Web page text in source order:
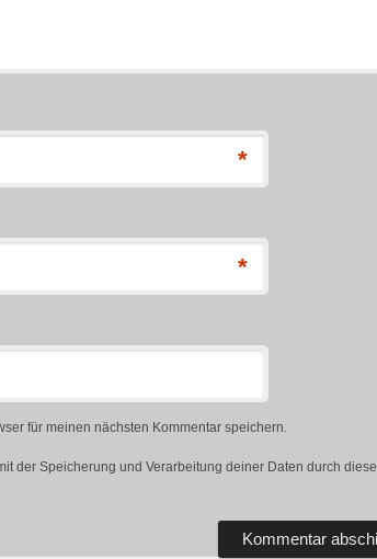
*
*
für meinen nächsten Kommentar speichern.
der Speicherung und Verarbeitung deiner Daten durch diese